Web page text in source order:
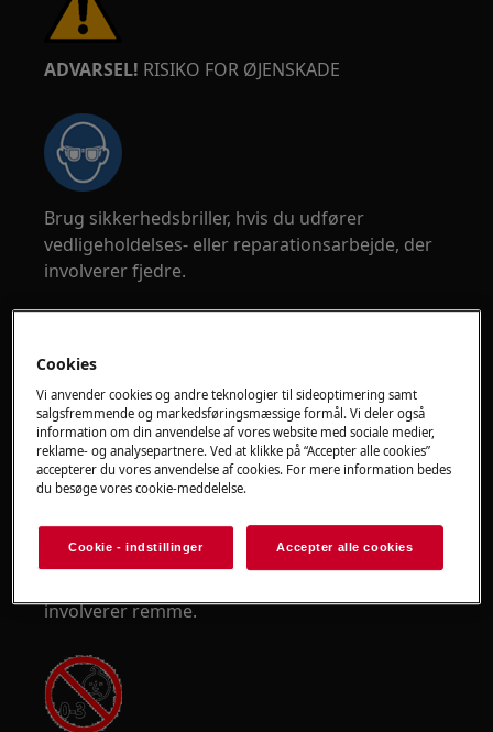
ADVARSEL! RISIKO FOR ØJENSKADE
Brug sikkerhedsbriller, hvis du udfører
vedligeholdelses- eller reparationsarbejde, der
involverer fjedre.
ADVARSEL!RISIKO FOR KLEMNING
Brug sikkerhedshandsker, hvis du udfører
involverer remme.
Cookies
Vi anvender cookies og andre teknologier til sideoptimering samt
salgsfremmende og markedsføringsmæssige formål. Vi deler også
information om din anvendelse af vores website med sociale medier,
reklame- og analysepartnere. Ved at klikke på “Accepter alle cookies”
accepterer du vores anvendelse af cookies. For mere information bedes
du besøge vores cookie-meddelelse.
Cookie - indstillinger Accepter alle cookies